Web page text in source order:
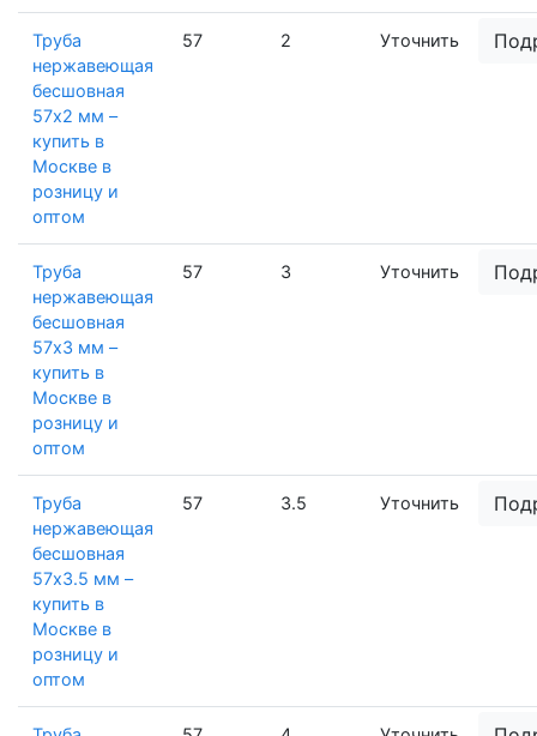
Труба
нержавеющая
бесшовная
57х2 мм –
купить в
Москве в
розницу и
оптом
57 2 Уточнить
Труба
нержавеющая
бесшовная
57х3 мм –
купить в
Москве в
розницу и
оптом
57 3 Уточнить
Труба
нержавеющая
бесшовная
57х3.5 мм –
купить в
Москве в
розницу и
оптом
57 3.5 Уточнить